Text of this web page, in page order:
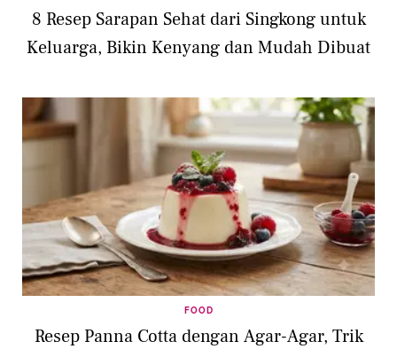
8 Resep Sarapan Sehat dari Singkong untuk
Keluarga, Bikin Kenyang dan Mudah Dibuat
FOOD
Resep Panna Cotta dengan Agar-Agar, Trik